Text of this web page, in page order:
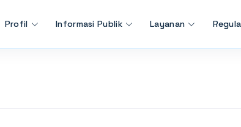
Profil Informasi Publik Layanan